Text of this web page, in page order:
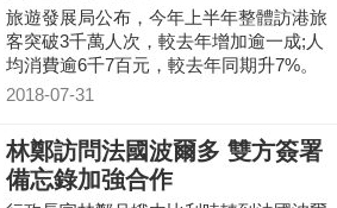
旅遊發展局公布，今年上半年整體訪港旅
客突破3千萬人次，較去年增加逾一成;人
均消費逾6千7百元，較去年同期升7%。
2018-07-31
林鄭訪問法國波爾多 雙方簽署
備忘錄加強合作